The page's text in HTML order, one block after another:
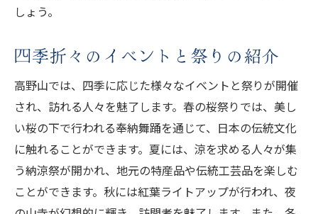
しょう。
四季折々のイベントと祭りの紹介
高野山では、四季に応じた様々なイベントと祭りが開催
され、訪れる人々を魅了します。春の桜祭りでは、美し
い桜の下で行われる奉納舞踊を通じて、日本の伝統文化
に触れることができます。夏には、涼を求める人々が集
う納涼祭が開かれ、地元の特産品や伝統工芸品を楽しむ
ことができます。秋には紅葉ライトアップが行われ、夜